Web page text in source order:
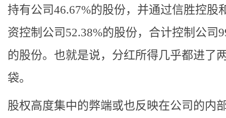
持有公司46.67%的股份，并通过信胜控股
资控制公司52.38%的股份，合计控制公司
的股份。也就是说，分红所得几乎都进了
袋。
股权高度集中的弊端或也反映在公司的内